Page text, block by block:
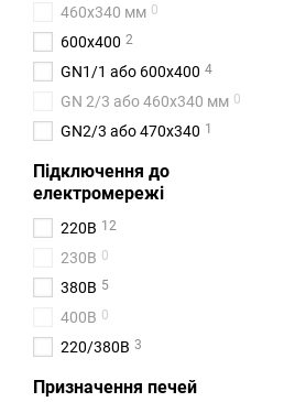
460x340 мм 0
600x400 2
GN1/1 або 600x400 4
GN 2/3 або 460х340 мм 0
GN2/3 або 470х340 1
Підключення до
електромережі
220В 12
230В 0
380В 5
400В 0
220/380В 3
Призначення печей